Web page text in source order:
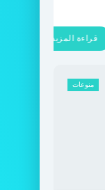
قراءة المزيد
منوعات